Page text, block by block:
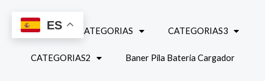
contenido
INICIO CATEGORIAS CATEGORIAS3
CATEGORIAS2 Baner Pila Bateria Cargador
ES